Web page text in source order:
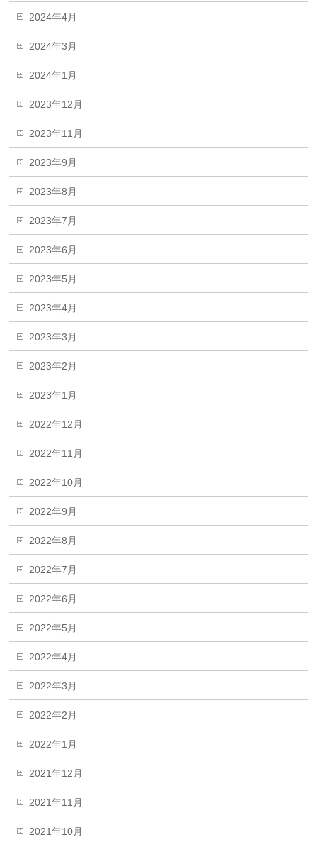
2024年4月
2024年3月
2024年1月
2023年12月
2023年11月
2023年9月
2023年8月
2023年7月
2023年6月
2023年5月
2023年4月
2023年3月
2023年2月
2023年1月
2022年12月
2022年11月
2022年10月
2022年9月
2022年8月
2022年7月
2022年6月
2022年5月
2022年4月
2022年3月
2022年2月
2022年1月
2021年12月
2021年11月
2021年10月